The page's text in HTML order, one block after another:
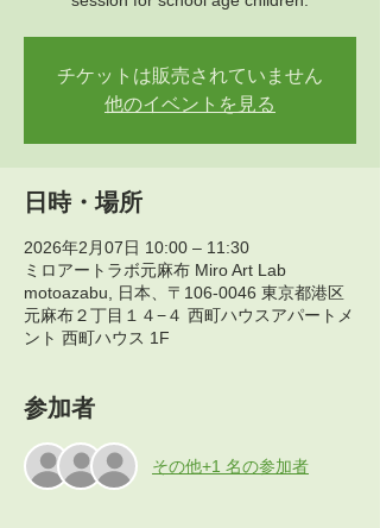
チケットは販売されていません
他のイベントを見る
日時・場所
2026年2月07日 10:00 – 11:30
ミロアートラボ元麻布 Miro Art Lab
motoazabu, 日本、〒106-0046 東京都港区
元麻布２丁目１４−４ 西町ハウスアパートメ
ント 西町ハウス 1F
参加者
その他+1 名の参加者